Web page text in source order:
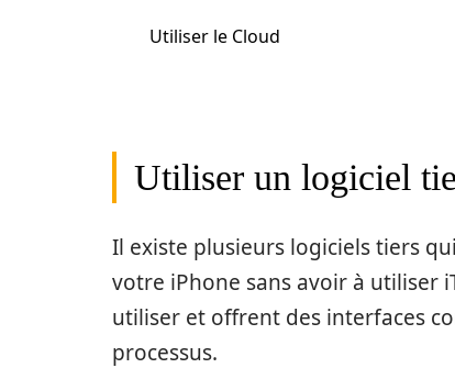
Utiliser le Cloud
Utiliser un logiciel
Il existe plusieurs logiciels tiers
votre iPhone sans avoir à utiliser
utiliser et offrent des interfaces
processus.